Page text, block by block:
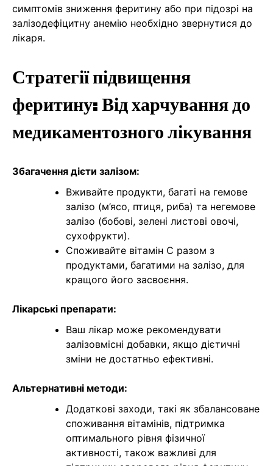
симптомів зниження феритину або при підозрі на
залізодефіцитну анемію необхідно звернутися до
лікаря.
Стратегії підвищення
феритину: Від харчування до
медикаментозного лікування
Збагачення дієти залізом:
Вживайте продукти, багаті на гемове
залізо (м’ясо, птиця, риба) та негемове
залізо (бобові, зелені листові овочі,
сухофрукти).
Споживайте вітамін C разом з
продуктами, багатими на залізо, для
кращого його засвоєння.
Лікарські препарати:
Ваш лікар може рекомендувати
залізовмісні добавки, якщо дієтичні
зміни не достатньо ефективні.
Альтернативні методи:
Додаткові заходи, такі як збалансоване
споживання вітамінів, підтримка
оптимального рівня фізичної
активності, також важливі для